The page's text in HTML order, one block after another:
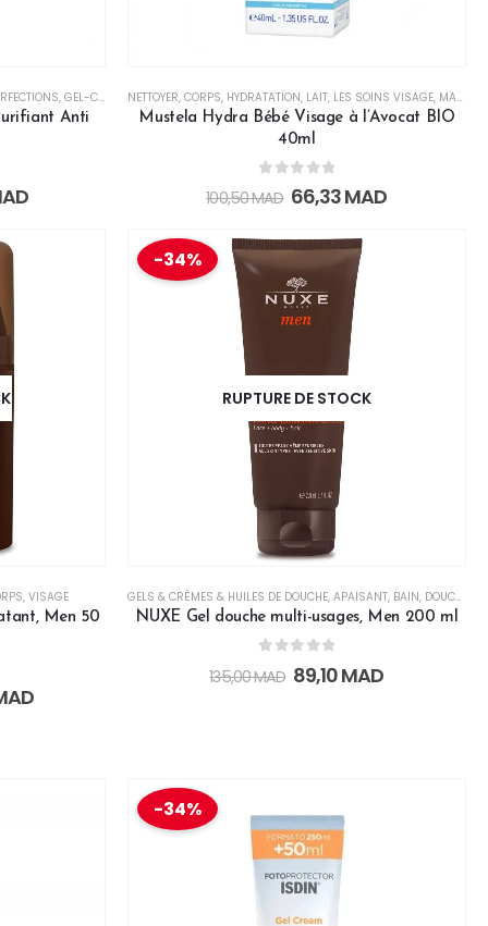
,VISAGE, VISAGE
, GEL-CRÈME ,HYDRATATION,LES SOINS CORPS & BAIN, LISSANT,NOURRISSANT
Anti
NETTOYER, CORPS, HYDRATATION, LAIT, LES SOINS VISAGE, MAM & MUSTELA BLACK FRIDAY
Mustela Hydra Bébé Visage à l’Avocat BIO
40ml
out of 5
100,50MAD 66,33MAD
, VISAGE
Men 50
-34%
RUPTURE DE STOCK
GELS & CRÈMES & HUILES DE DOUCHE, APAISANT, BAIN, DOUCHE & NETTOYANTS
NUXE Gel douche multi-usages, Men 200 ml
out of 5
135,00MAD 89,10MAD
-34%